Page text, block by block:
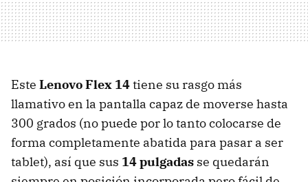
Este Lenovo Flex 14tiene su rasgo más
llamativo en la pantalla capaz de moverse hasta
300 grados (no puede por lo tanto colocarse de
forma completamente abatida para pasar a ser
tablet), así que sus 14 pulgadas se quedarán